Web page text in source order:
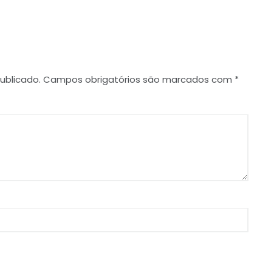
Campos obrigatórios são marcados com *